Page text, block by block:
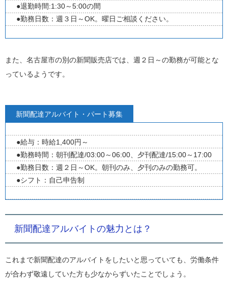
●退勤時間:1:30～5:00の間
●勤務日数：週３日～OK。曜日ご相談ください。
また、名古屋市の別の新聞販売店では、週２日～の勤務が可能とな
っているようです。
新聞配達アルバイト・パート募集
●給与：時給1,400円～
●勤務時間：朝刊配達/03:00～06:00、夕刊配達/15:00～17:00
●勤務日数：週２日～OK。朝刊のみ、夕刊のみの勤務可。
●シフト：自己申告制
新聞配達アルバイトの魅力とは？
これまで新聞配達のアルバイトをしたいと思っていても、労働条件
が合わず敬遠していた方も少なからずいたことでしょう。